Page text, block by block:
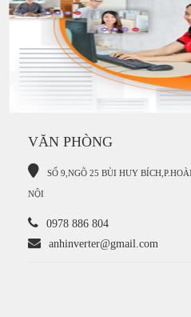
VĂN PHÒNG
SỐ 9,NGÕ 25 BÙI HUY
NỘI
0978 886 804
anhinverter@gmail.com